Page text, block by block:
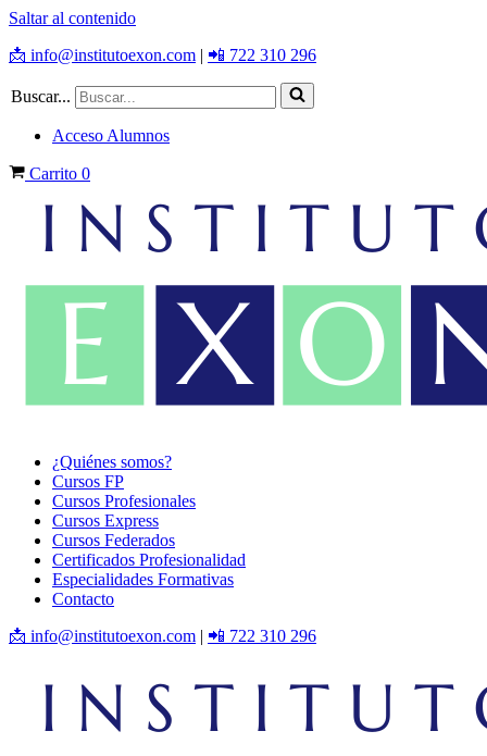
Saltar al contenido
📩 info@institutoexon.com | 📲 722 310 296
Buscar...
Acceso Alumnos
Carrito 0
¿Quiénes somos?
Cursos FP
Cursos Profesionales
Cursos Express
Cursos Federados
Certificados Profesionalidad
Especialidades Formativas
Contacto
📩 info@institutoexon.com | 📲 722 310 296